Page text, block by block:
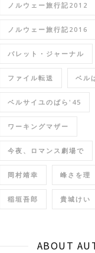
ノルウェー旅行記2012
ノルウェー旅行記2016
バレット・ジャーナル
ファイル転送 ベル
ベルサイユのばら'45
ワーキングマザー
今夜、ロマンス劇場で
岡村靖幸 峰さを理
稲垣吾郎 貴城けい
ABOUT